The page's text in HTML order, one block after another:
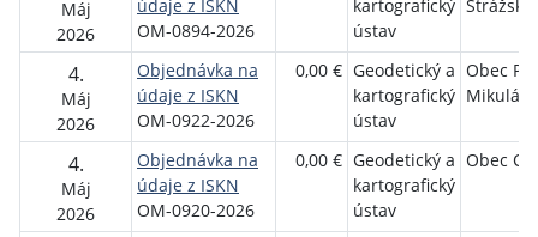
Máj
2026
údaje z ISKN
OM-0894-2026
kartografický
ústav
Strážske
4.
Máj
2026
Objednávka na
údaje z ISKN
OM-0922-2026
0,00 € Geodetický a
kartografický
ústav
Obec
Mikuláš
4.
Máj
2026
Objednávka na
údaje z ISKN
OM-0920-2026
0,00 € Geodetický a
kartografický
ústav
Obec